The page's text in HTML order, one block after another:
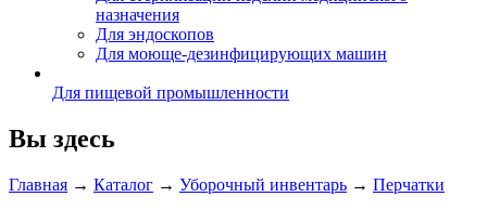
назначения
Для эндоскопов
Для моюще-дезинфицирующих машин
Для пищевой промышленности
Вы здесь
Главная → Каталог → Уборочный инвентарь → Перчатки